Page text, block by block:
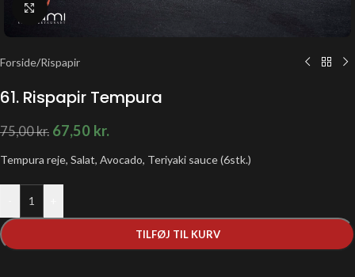
Klik for at forstørre
Forside/Rispapir
61. Rispapir Tempura
75,00kr. 67,50 kr.
Tempura reje, Salat, Avocado, Teriyaki sauce (6stk.)
TILFØJ TIL KURV